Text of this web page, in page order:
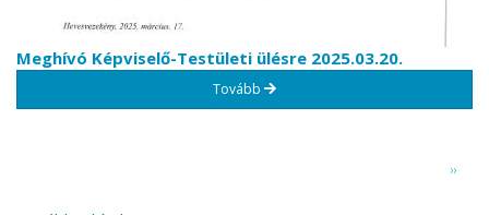
Meghívó Képviselő-Testületi ülésre 2025.03.20.
Tovább
››